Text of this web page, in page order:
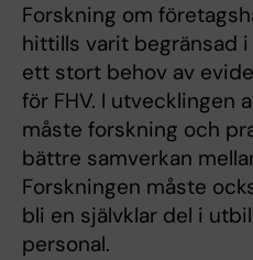
Forskning om
hittills varit begränsad
ett stort behov av
för FHV. I utvecklingen
måste forskning och
bättre samverkan
Forskningen måste
bli en självklar del i
personal.